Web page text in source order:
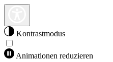
Kontrastmodus
Animationen reduzieren